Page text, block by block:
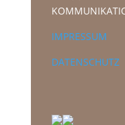
IMPRESSUM
DATENSCHUTZ